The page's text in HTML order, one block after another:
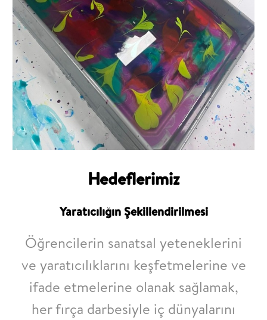
Hedeflerimiz
Yaratıcılığın Şekillendirilmesi
Öğrencilerin sanatsal yeteneklerini
ve yaratıcılıklarını keşfetmelerine ve
ifade etmelerine olanak sağlamak,
her fırça darbesiyle iç dünyalarını